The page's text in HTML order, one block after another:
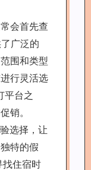
会首先查
广泛的
围和类型
行灵活选
平台之
销。
选择，让
特的假
找住宿时